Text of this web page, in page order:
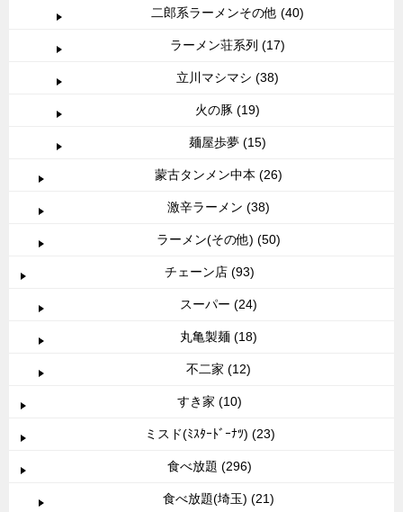
二郎系ラーメンその他 (40)
ラーメン荘系列 (17)
立川マシマシ (38)
火の豚 (19)
麺屋歩夢 (15)
蒙古タンメン中本 (26)
激辛ラーメン (38)
ラーメン(その他) (50)
チェーン店 (93)
スーパー (24)
丸亀製麺 (18)
不二家 (12)
すき家 (10)
ミスド(ﾐｽﾀｰﾄﾞｰﾅﾂ) (23)
食べ放題 (296)
食べ放題(埼玉) (21)